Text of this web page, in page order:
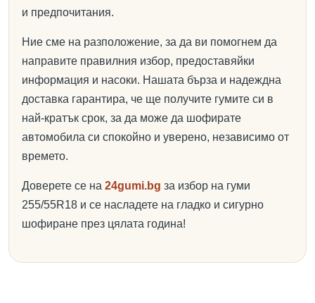
и предпочитания.
Ние сме на разположение, за да ви помогнем да
направите правилния избор, предоставяйки
информация и насоки. Нашата бърза и надеждна
доставка гарантира, че ще получите гумите си в
най-кратък срок, за да може да шофирате
автомобила си спокойно и уверено, независимо от
времето.
Доверете се на 24gumi.bg за избор на гуми
255/55R18 и се насладете на гладко и сигурно
шофиране през цялата година!